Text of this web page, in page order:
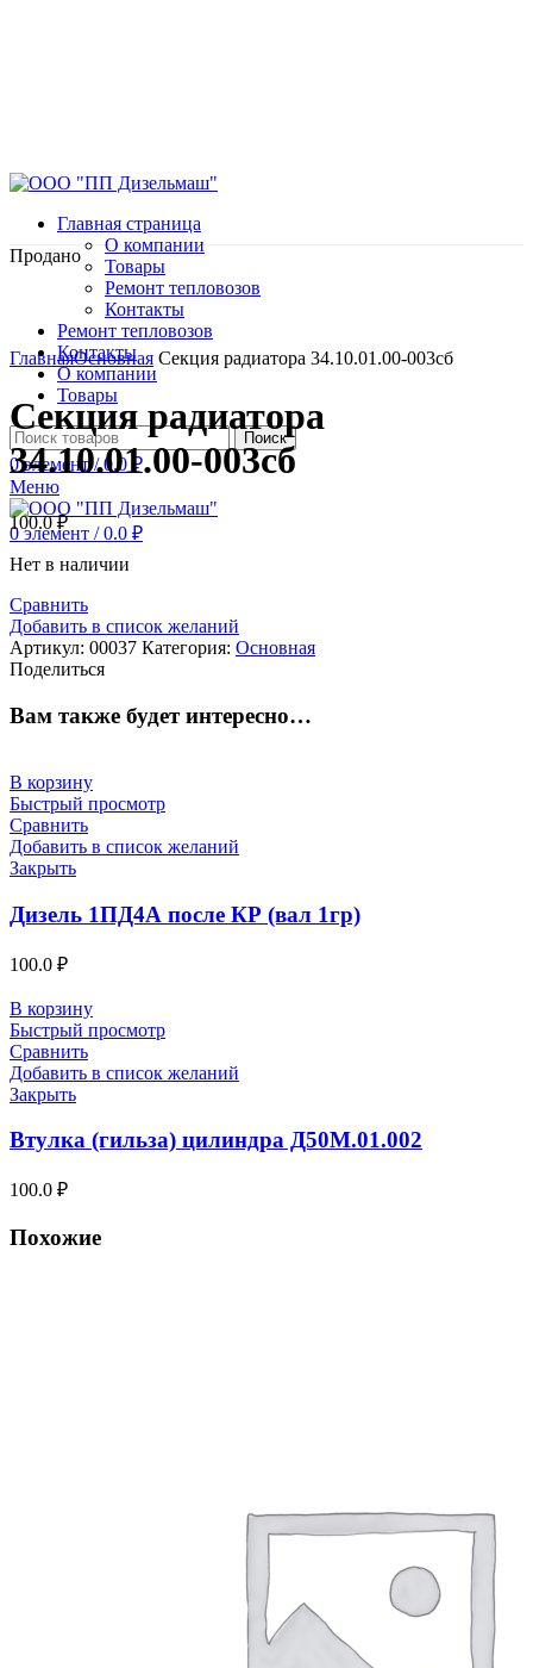
Главная страница
О компании
Товары
Ремонт тепловозов
Контакты
Ремонт тепловозов
Контакты
О компании
Товары
Поиск
0элемент / 0.0 ₽
Меню
0элемент / 0.0 ₽
Продано
Нажмите, чтобы увеличить
ГлавнаяОсновная Секция радиатора 34.10.01.00-003сб
Секция радиатора
34.10.01.00-003сб
100.0₽
Нет в наличии
Сравнить
Добавить в список желаний
Артикул: 00037 Категория: Основная
Поделиться
Вам также будет интересно…
В корзину
Быстрый просмотр
Сравнить
Добавить в список желаний
Закрыть
Дизель 1ПД4А после КР (вал 1гр)
100.0 ₽
В корзину
Быстрый просмотр
Сравнить
Добавить в список желаний
Закрыть
Втулка (гильза) цилиндра Д50М.01.002
100.0 ₽
Похожие